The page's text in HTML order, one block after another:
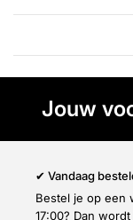
Jouw
✔ Vandaag
Bestel je op een
17:00? Dan